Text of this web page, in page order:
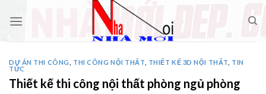
DỰ ÁN THI CÔNG THI CÔNG NỘI THẤT THIẾT KẾ 3D NỘI THẤT
TIN
TỨC
Thiết kế thi công nội thất phòng ngủ phòng